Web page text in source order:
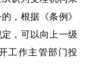
，根据《条例》
，可以向上一级
工作主管部门投